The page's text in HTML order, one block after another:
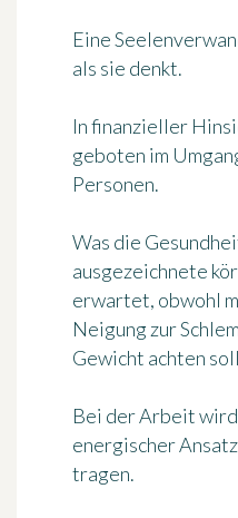
Eine
als sie denkt.
In finanzieller
geboten im
Personen.
Was die
ausgezeichnete
erwartet, obwohl
Neigung zur
Gewicht achten
Bei der Arbeit
energischer
tragen.